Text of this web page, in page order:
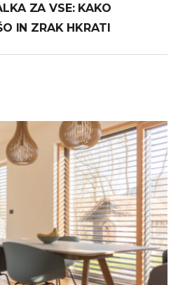
ZA VSE: KAKO
IN ZRAK HKRATI